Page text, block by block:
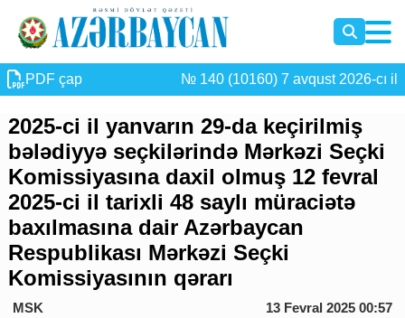
PDF çap № 140 (10160) 7 avqust 2026-cı il
2025-ci il yanvarın 29-da keçirilmiş
bələdiyyə seçkilərində Mərkəzi Seçki
Komissiyasına daxil olmuş 12 fevral
2025-ci il tarixli 48 saylı müraciətə
baxılmasına dair Azərbaycan
Respublikası Mərkəzi Seçki
Komissiyasının qərarı
MSK 13 Fevral 2025 00:57